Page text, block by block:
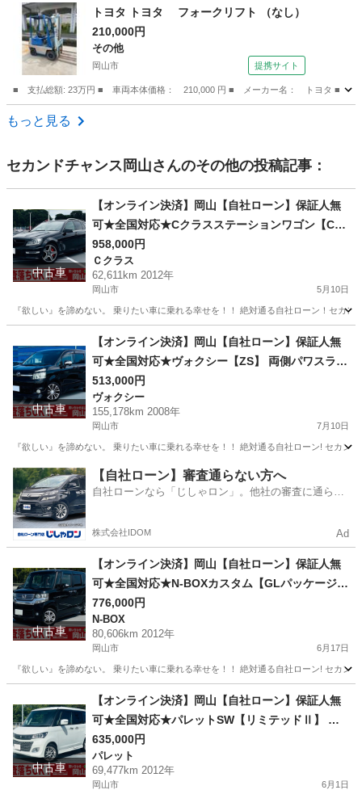
岡山 岡山市 プリウス
トヨタ トヨタ フォークリフト （なし）
210,000円
その他
岡山市 提携サイト
■ 支払総額: 23万円 ■ 車両本体価格： 210,000 円 ■ メーカー名： トヨタ ■
岡山 岡山市
もっと見る
セカンドチャンス岡山さんのその他の投稿記事：
中古車
【オンライン決済】岡山【自社ローン】保証人無
可★全国対応★Cクラスステーションワゴン【C25
0ブルーエフィシェンシーワゴンアバンG】AMGキ
ャリパー/Bluetooth/C63ブルーエフィシェンシー
仕様/走行中TV可/ドラレコ/社外4本出しマフラー/
958,000円
Ｃクラス
62,611km 2012年
岡山市 5月10日
『欲しい』を諦めない。 乗りたい車に乗れる幸せを！！ 絶対通る自社ローン！セカ
Ｃクラス Cクラス
中古車
【オンライン決済】岡山【自社ローン】保証人無
可★全国対応★ヴォクシー【ZS】 両側パワスラ/
社外18インチAW/TV/バックカメラ/イエローフォ
グ/スマートキー/プッシュスタート/レザーシート
調シートカバー/ETC
513,000円
ヴォクシー
155,178km 2008年
岡山市 7月10日
『欲しい』を諦めない。 乗りたい車に乗れる幸せを！！ 絶対通る自社ローン! セカ
岡山 岡山市 ヴォクシー
【自社ローン】審査通らない方へ
自社ローンなら「じしゃロン」。他社の審査に通らな
株式会社IDOM Ad
中古車
【オンライン決済】岡山【自社ローン】保証人無
可★全国対応★N-BOXカスタム【GLパッケージ】
Bluetooth/両側パワスラ/カロッツェリアナビ/走行
中TV可/フリップダウンモニター/バックカメラ/ス
マートキー/ETC
776,000円
N-BOX
80,606km 2012年
岡山市 6月17日
『欲しい』を諦めない。 乗りたい車に乗れる幸せを！！ 絶対通る自社ローン! セカ
N-BOX Bluetooth
中古車
【オンライン決済】岡山【自社ローン】保証人無
可★全国対応★パレットSW【リミテッドⅡ】 社
外15インチAW/両側パワスラ/D席シートヒーター/
スマートキー/TV/DVD再生/フルフラットシート/フ
ォグランプ/ETC
635,000円
パレット
69,477km 2012年
岡山市 6月1日